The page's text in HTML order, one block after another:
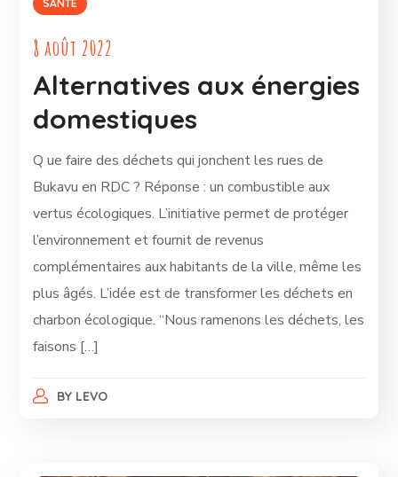
SANTÉ
8 août 2022
Alternatives aux énergies
domestiques
Q ue faire des déchets qui jonchent les rues de
Bukavu en RDC ? Réponse : un combustible aux
vertus écologiques. L’initiative permet de protéger
l’environnement et fournit de revenus
complémentaires aux habitants de la ville, même les
plus âgés. L’idée est de transformer les déchets en
charbon écologique. “Nous ramenons les déchets, les
faisons […]
BY LEVO